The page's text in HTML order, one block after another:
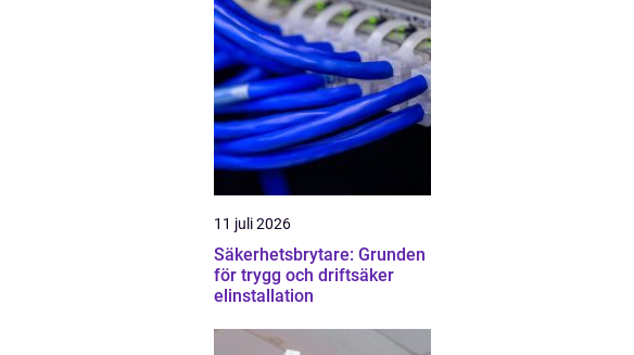
11 juli 2026
Säkerhetsbrytare: Grunden
för trygg och driftsäker
elinstallation